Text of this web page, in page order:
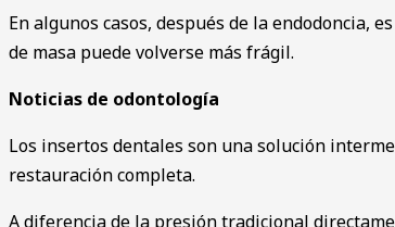
En algunos casos, después de la endodoncia,
de masa puede volverse más frágil.
Noticias de odontología
Los insertos dentales son una solución
restauración completa.
A diferencia de la presión tradicional